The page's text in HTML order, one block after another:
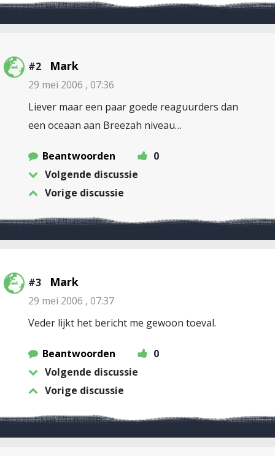
#2 Mark
29 mei 2006 , 07:36
Liever maar een paar goede reaguurders dan
een oceaan aan Breezah niveau…
Beantwoorden
0
Volgende discussie
Vorige discussie
#3 Mark
29 mei 2006 , 07:37
Veder lijkt het bericht me gewoon toeval.
Beantwoorden
0
Volgende discussie
Vorige discussie